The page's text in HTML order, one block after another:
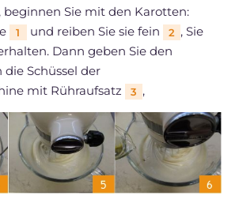
beginnen Sie mit den Karotten:
1 und reiben Sie sie fein 2 , Sie
Dann geben Sie den
die Schüssel der
mit Rühraufsatz
3 ,